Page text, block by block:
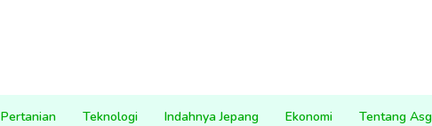
Pertanian Teknologi Indahnya Jepang Ekonomi Tentang